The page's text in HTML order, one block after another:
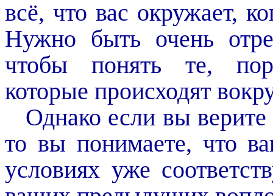
всё, что вас окружает,
Нужно быть очень
чтобы понять те,
которые происходят
Однако если вы
то вы понимаете, что
условиях уже